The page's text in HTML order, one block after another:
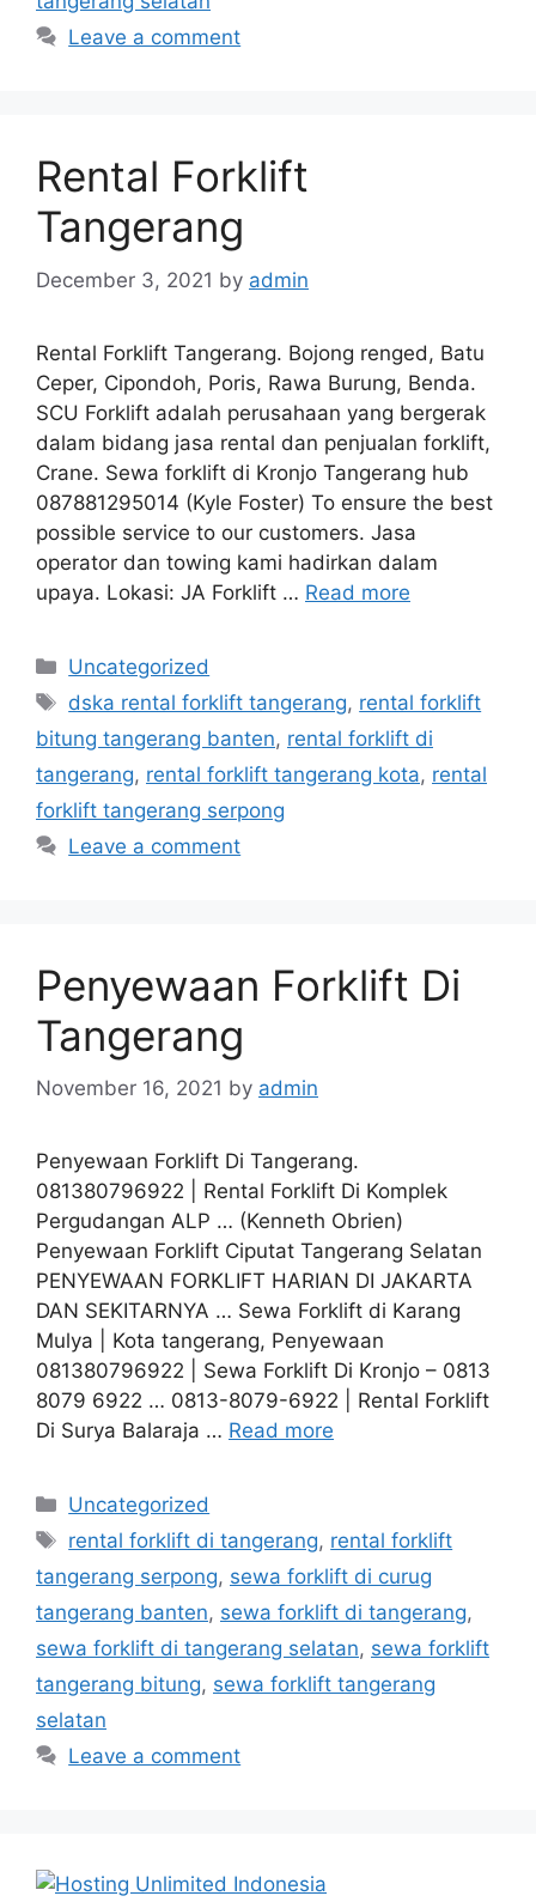
Leave a comment
Rental Forklift
Tangerang
December 3, 2021 by admin
Rental Forklift Tangerang. Bojong renged, Batu
Ceper, Cipondoh, Poris, Rawa Burung, Benda.
SCU Forklift adalah perusahaan yang bergerak
dalam bidang jasa rental dan penjualan forklift,
Crane. Sewa forklift di Kronjo Tangerang hub
087881295014 (Kyle Foster) To ensure the best
possible service to our customers. Jasa
operator dan towing kami hadirkan dalam
upaya. Lokasi: JA Forklift … Read more
Categories
Uncategorized
Tags
dska rental forklift tangerang, rental forklift
bitung tangerang banten, rental forklift di
tangerang, rental forklift tangerang kota, rental
forklift tangerang serpong
Leave a comment
Penyewaan Forklift Di
Tangerang
November 16, 2021 by admin
Penyewaan Forklift Di Tangerang.
081380796922 | Rental Forklift Di Komplek
Pergudangan ALP … (Kenneth Obrien)
Penyewaan Forklift Ciputat Tangerang Selatan
PENYEWAAN FORKLIFT HARIAN DI JAKARTA
DAN SEKITARNYA … Sewa Forklift di Karang
Mulya | Kota tangerang, Penyewaan
081380796922 | Sewa Forklift Di Kronjo – 0813
8079 6922 … 0813-8079-6922 | Rental Forklift
Di Surya Balaraja … Read more
Categories
Uncategorized
Tags
rental forklift di tangerang, rental forklift
tangerang serpong, sewa forklift di curug
tangerang banten, sewa forklift di tangerang,
sewa forklift di tangerang selatan, sewa forklift
tangerang bitung, sewa forklift tangerang
selatan
Leave a comment